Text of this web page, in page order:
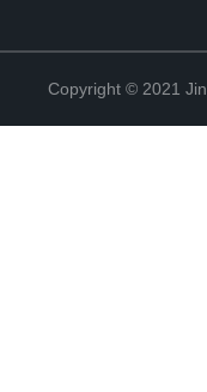
Copyright © 2021